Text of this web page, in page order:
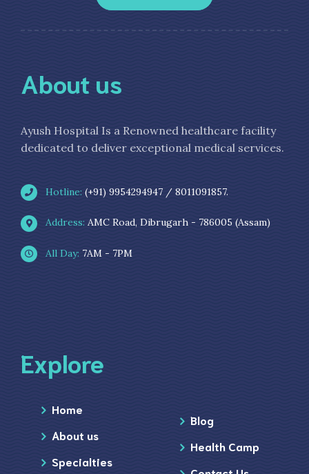
About us
Ayush Hospital Is a Renowned healthcare facility
dedicated to deliver exceptional medical services.
Hotline: (+91) 9954294947 / 8011091857.
Address: AMC Road, Dibrugarh - 786005 (Assam)
All Day: 7AM - 7PM
Explore
Home
About us
Specialties
Blog
Health Camp